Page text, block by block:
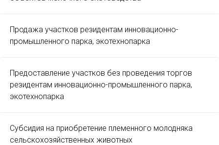
Продажа участков резидентам инновационно-
промышленного парка, экотехнопарка
Предоставление участков без проведения торгов
резидентам инновационно-промышленного парка,
экотехнопарка
Субсидия на приобретение племенного молодняка
сельскохозяйственных животных